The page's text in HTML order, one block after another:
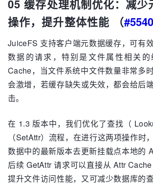
05 缓存处理机制优化：减少
操作，提升整体性能 （#5540
JuiceFS 支持客户端元数据缓存，可有
数据的请求，特别是文件属性相关
Cache，当文件系统中文件数量非常多
会激增，若缓存缺失或失效，都会给后
击。
在 1.3 版本中，我们优化了查找（
（SetAttr）流程，在进行这两项操作时
数据中的最新版本去更新挂载点本地的
后续 GetAttr 请求可以直接从 Attr
提升文件访问性能，又可减少数据库的